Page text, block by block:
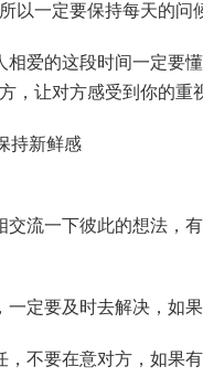
以一定要保持每天的问
的这段时间一定要懂
，让对方感受到你的重
一下彼此的想法，有
要及时去解决，如果
要在意对方，如果有